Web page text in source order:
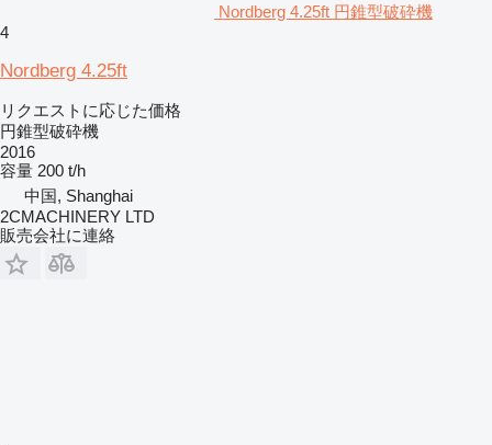
Nordberg 4.25ft 円錐型破砕機
4
Nordberg 4.25ft
リクエストに応じた価格
円錐型破砕機
2016
容量 200 t/h
中国, Shanghai
2CMACHINERY LTD
販売会社に連絡